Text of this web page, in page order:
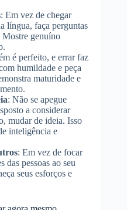
: Em vez de chegar
língua, faça perguntas
Mostre genuíno
é perfeito, e errar faz
humildade e peça
maturidade e
: Não se apegue
a considerar
mudar de ideia. Isso
inteligência e
: Em vez de focar
das pessoas ao seu
seus esforços e